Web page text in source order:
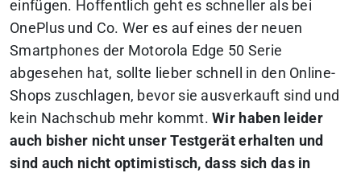
einfügen. Hoffentlich geht es schneller als bei
OnePlus und Co. Wer es auf eines der neuen
Smartphones der Motorola Edge 50 Serie
abgesehen hat, sollte lieber schnell in den Online-
Shops zuschlagen, bevor sie ausverkauft sind und
kein Nachschub mehr kommt.Wir haben leider
auch bisher nicht unser Testgerät erhalten und
sind auch nicht optimistisch, dass sich das in